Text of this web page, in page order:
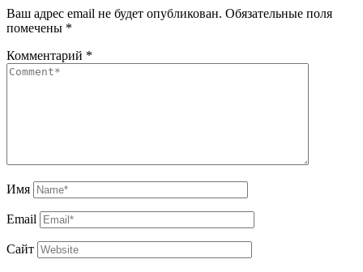
Ваш адрес email не будет опубликован. Обязательные поля
помечены *
Комментарий *
Имя
Email
Сайт